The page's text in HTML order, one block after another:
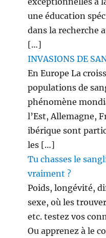
une éducation
dans la recherche
[…]
INVASIONS DE
En Europe La
populations de
phénomène
l’Est, Allemagne,
ibérique sont
les […]
Tu chasses le
vraiment ?
Poids, longévité,
sexe, où les
etc. testez vos
Ou apprenez à le